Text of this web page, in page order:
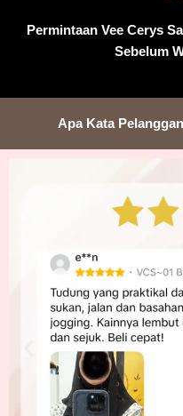
Permintaan Vee Cerys
Sebelum
Apa Kata